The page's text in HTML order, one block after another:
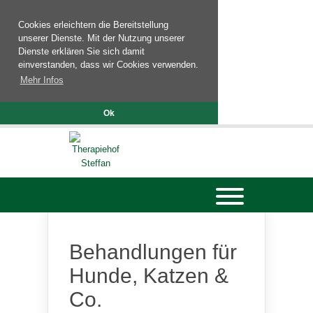
Cookies erleichtern die Bereitstellung
unserer Dienste. Mit der Nutzung unserer
Dienste erklären Sie sich damit
einverstanden, dass wir Cookies verwenden.
Mehr Infos
Ok
Behandlungen für
Hunde, Katzen &
Co.